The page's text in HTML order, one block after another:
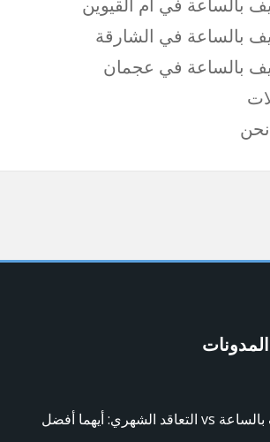
بالساعة في أم القيوين
بالساعة في الشارقة
بالساعة في عجمان
التنظيف بالساعة vs التعاقد الشهري: أيهما أفضل